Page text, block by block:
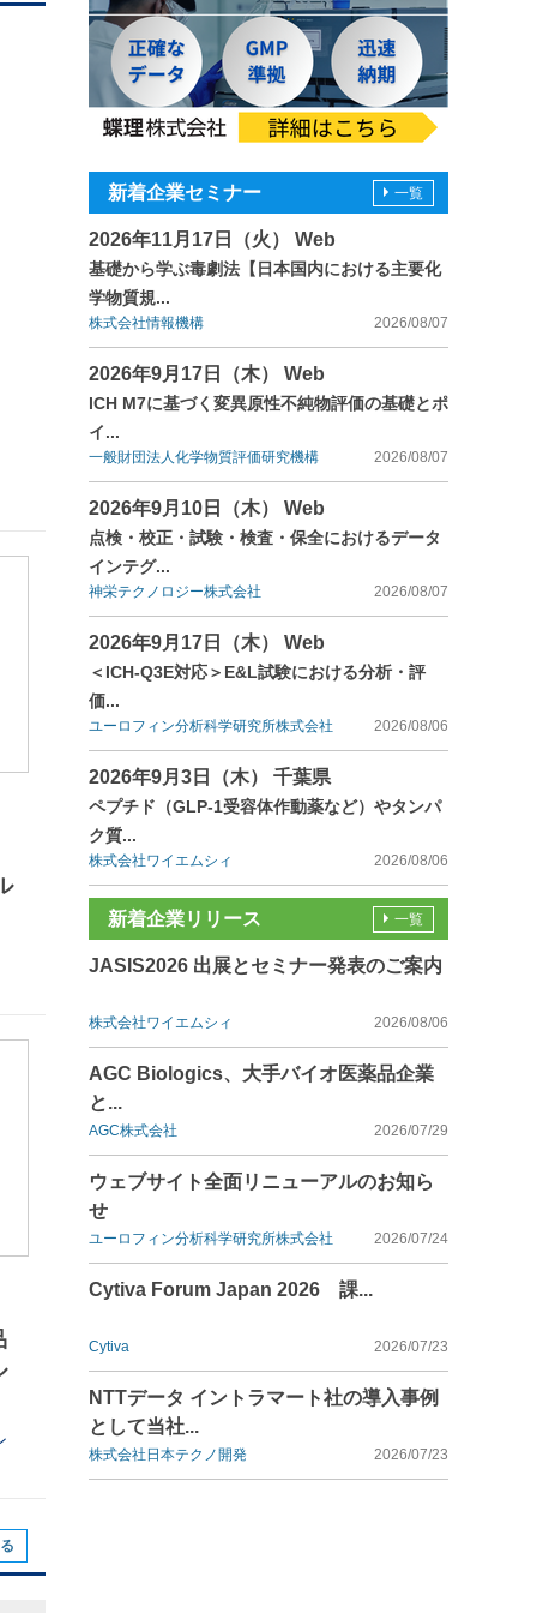
新着企業セミナー
2026年11月17日（火） Web
基礎から学ぶ毒劇法【日本国内における主要化
学物質規...
株式会社情報機構 2026/08/07
2026年9月17日（木） Web
ICH M7に基づく変異原性不純物評価の基礎とポ
イ...
一般財団法人化学物質評価研究機構 2026/08/07
2026年9月10日（木） Web
点検・校正・試験・検査・保全におけるデータ
インテグ...
神栄テクノロジー株式会社 2026/08/07
2026年9月17日（木） Web
＜ICH-Q3E対応＞E&L試験における分析・評
価...
ユーロフィン分析科学研究所株式会社 2026/08/06
2026年9月3日（木） 千葉県
ペプチド（GLP-1受容体作動薬など）やタンパ
ク質...
株式会社ワイエムシィ 2026/08/06
一覧
新着企業リリース
JASIS2026 出展とセミナー発表のご案内
株式会社ワイエムシィ 2026/08/06
AGC Biologics、大手バイオ医薬品企業
と...
AGC株式会社 2026/07/29
ウェブサイト全面リニューアルのお知ら
せ
ユーロフィン分析科学研究所株式会社 2026/07/24
Cytiva Forum Japan 2026 課...
Cytiva 2026/07/23
NTTデータ イントラマート社の導入事例
として当社...
株式会社日本テクノ開発 2026/07/23
一覧